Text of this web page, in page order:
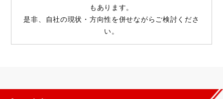
もあります。
是非、自社の現状・方向性を併せながらご検討くださ
い。